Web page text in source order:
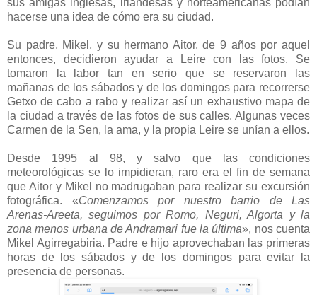
hacerse una idea de cómo era su ciudad.
Su padre, Mikel, y su hermano Aitor, de 9 años por aquel
entonces, decidieron ayudar a Leire con las fotos. Se
tomaron la labor tan en serio que se reservaron las
mañanas de los sábados y de los domingos para recorrerse
Getxo de cabo a rabo y realizar así un exhaustivo mapa de
la ciudad a través de las fotos de sus calles. Algunas veces
Carmen de la Sen, la ama, y la propia Leire se unían a ellos.
Desde 1995 al 98, y salvo que las condiciones
meteorológicas se lo impidieran, raro era el fin de semana
que Aitor y Mikel no madrugaban para realizar su excursión
fotográfica. «Comenzamos por nuestro barrio de Las
Arenas-Areeta, seguimos por Romo, Neguri, Algorta y la
zona menos urbana de Andramari fue la última», nos cuenta
Mikel Agirregabiria. Padre e hijo aprovechaban las primeras
horas de los sábados y de los domingos para evitar la
presencia de personas.